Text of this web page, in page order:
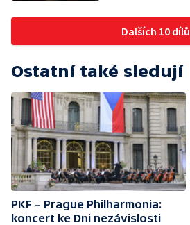
Dalších 10 dílů
Ostatní také sledují
PKF – Prague Philharmonia:
koncert ke Dni nezávislosti